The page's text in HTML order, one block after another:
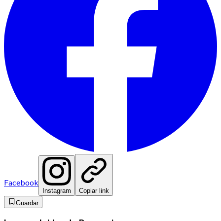
Facebook
Instagram
Copiar link
Guardar